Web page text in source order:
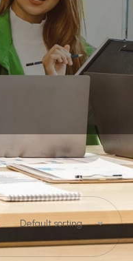
Default sorting